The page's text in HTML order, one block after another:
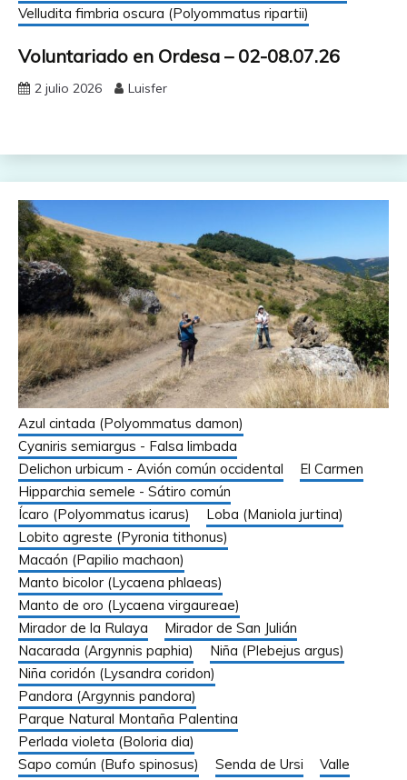
Velludita fimbria oscura (Polyommatus ripartii)
Voluntariado en Ordesa – 02-08.07.26
2 julio 2026 Luisfer
Azul cintada (Polyommatus damon)
Cyaniris semiargus - Falsa limbada
Delichon urbicum - Avión común occidental
El Carmen
Hipparchia semele - Sátiro común
Ícaro (Polyommatus icarus)
Loba (Maniola jurtina)
Lobito agreste (Pyronia tithonus)
Macaón (Papilio machaon)
Manto bicolor (Lycaena phlaeas)
Manto de oro (Lycaena virgaureae)
Mirador de la Rulaya
Mirador de San Julián
Nacarada (Argynnis paphia)
Niña (Plebejus argus)
Niña coridón (Lysandra coridon)
Pandora (Argynnis pandora)
Parque Natural Montaña Palentina
Perlada violeta (Boloria dia)
Sapo común (Bufo spinosus)
Senda de Ursi
Valle